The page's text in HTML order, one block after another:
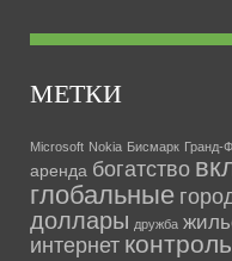
МЕТКИ
Microsoft Nokia Бисмарк Гранд-
аренда богатство
глобальные
доллары дружба
интернет контроль